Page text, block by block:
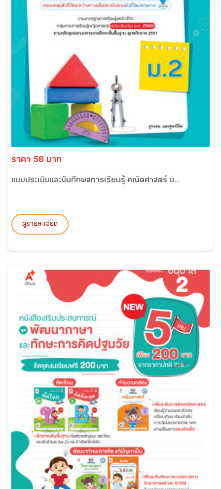
ราคา 58 บาท
แบบประเมินและบันทึกผลการเรียนรู้ คณิตศาสตร์ ม...
ดูรายละเอียด